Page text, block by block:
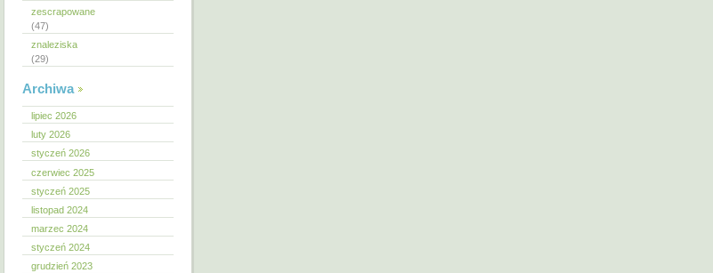
zescrapowane
(47)
znaleziska
(29)
Archiwa
lipiec 2026
luty 2026
styczeń 2026
czerwiec 2025
styczeń 2025
listopad 2024
marzec 2024
styczeń 2024
grudzień 2023